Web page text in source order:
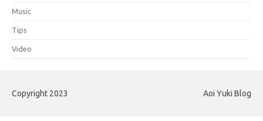
Music
Tips
Video
Copyright 2023 Aoi Yuki Blog